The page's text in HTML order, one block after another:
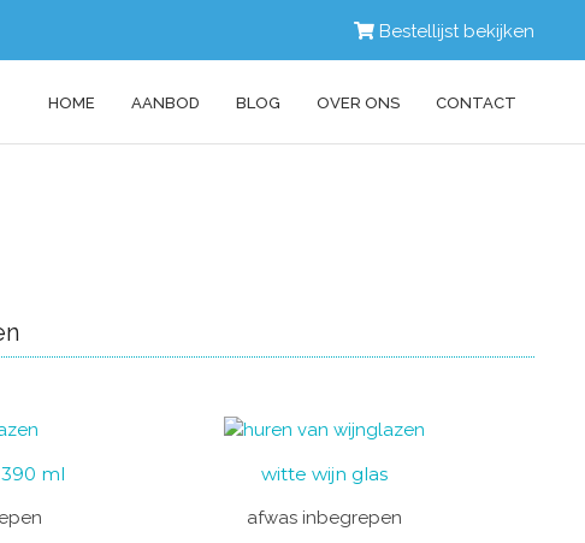
Bestellijst bekijken
HOME AANBOD BLOG OVER ONS CONTACT
ml witte wijn glas
afwas inbegrepen